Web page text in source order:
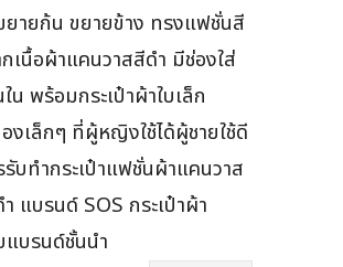
ยายก้น ขยายข้าง ทรงแฟชั่นสี
เนื้อผ้าแคนวาสสีดำ มีช่องใส่
น พร้อมกระเป๋าผ้าใบเล็ก
งเล็กๆ ที่ผู้หญิงใช้ได้ผู้ชายใช้ดี
บทำกระเป๋าแฟชั่นผ้าแคนวาส
แบรนด์ SOS กระเป๋าผ้า
แบรนด์ชั้นนำ